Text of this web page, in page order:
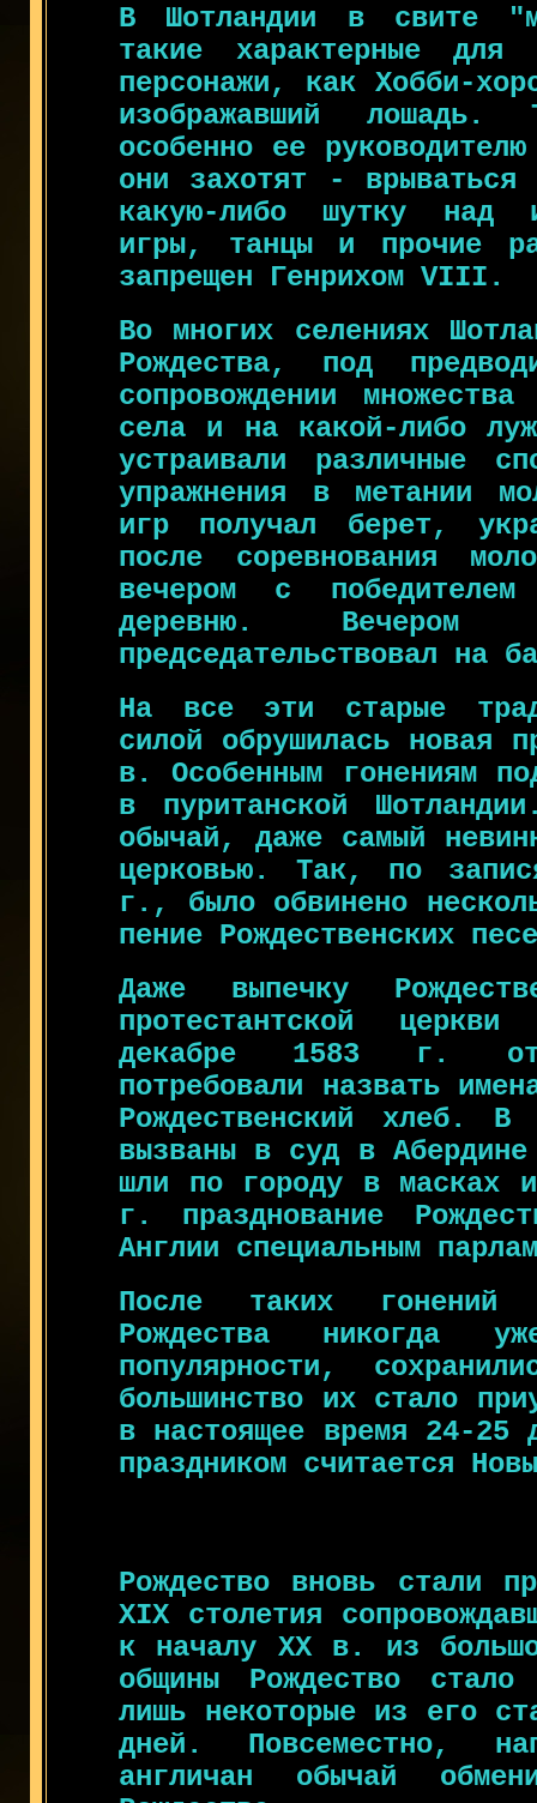
В Шотландии в свите
такие характерные для
персонажи, как Хобби-
изображавший
особенно ее
они захотят -
какую-либо шутку над
игры, танцы и прочие
запрещен Генрихом VIII.
Во многих селениях
Рождества, под
сопровождении
села и на какой-либо
устраивали различные
упражнения в метании
игр получал берет,
после соревнования
вечером с
деревню. Вечером
председательствовал на
На все эти старые
силой обрушилась новая
в. Особенным гонениям
в пуританской
обычай, даже самый
церковью. Так, по
г., было обвинено
пение Рождественских
Даже выпечку
протестантской
декабре 1583 г. от
потребовали назвать
Рождественский хлеб.
вызваны в суд в
шли по городу в масках
г. празднование
Англии специальным
После таких гонений
Рождества никогда
популярности,
большинство их стало
в настоящее время 24-
праздником считается
Рождество вновь стали
XIX столетия
к началу XX в. из
общины Рождество
лишь некоторые из его
дней. Повсеместно,
англичан обычай